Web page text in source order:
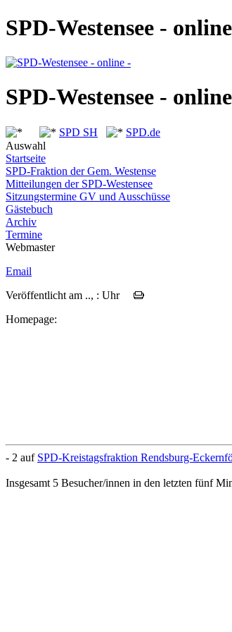
SPD-Westensee -
SPD-Westensee -
SPD SH
SPD.de
Auswahl
Startseite
SPD-Fraktion der Gem. Westense
Mitteilungen der SPD-Westensee
Sitzungstermine GV und Ausschüsse
Gästebuch
Archiv
Termine
Webmaster
Email
Veröffentlicht am .., : Uhr
Homepage:
- 2 auf SPD-Kreistagsfraktion Rendsburg-
Insgesamt 5 Besucher/innen in den letzten fünf